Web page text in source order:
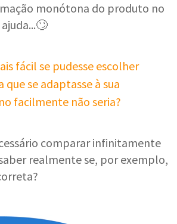
monótona do produto no
fácil se pudesse escolher
se adaptasse à sua
facilmente não seria?
comparar infinitamente
realmente se, por exemplo,